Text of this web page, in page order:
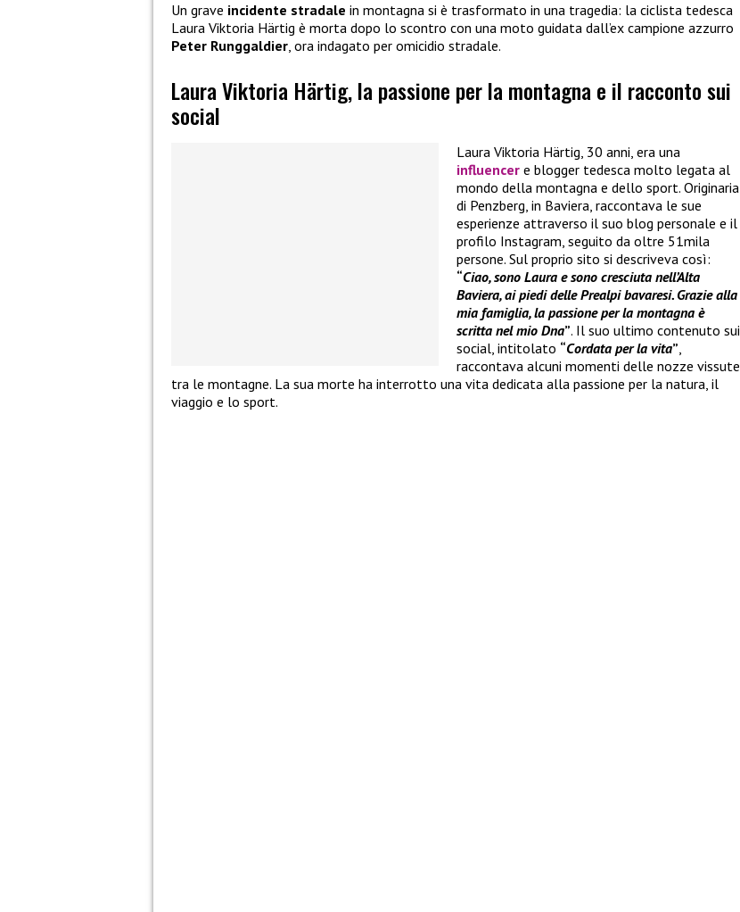
Un grave incidente stradale in montagna si è trasformato in una tragedia: la ciclista tedesca
Laura Viktoria Härtig è morta dopo lo scontro con una moto guidata dall’ex campione azzurro
Peter Runggaldier, ora indagato per omicidio stradale.
Laura Viktoria Härtig, la passione per la montagna e il racconto sui
social
Laura Viktoria Härtig, 30 anni, era una
influencer e blogger tedesca molto legata al
mondo della montagna e dello sport. Originaria
di Penzberg, in Baviera, raccontava le sue
esperienze attraverso il suo blog personale e il
profilo Instagram, seguito da oltre 51mila
persone. Sul proprio sito si descriveva così:
“Ciao, sono Laura e sono cresciuta nell’Alta
Baviera, ai piedi delle Prealpi bavaresi. Grazie alla
mia famiglia, la passione per la montagna è
scritta nel mio Dna”. Il suo ultimo contenuto sui
social, intitolato “Cordata per la vita”,
raccontava alcuni momenti delle nozze vissute
tra le montagne. La sua morte ha interrotto una vita dedicata alla passione per la natura, il
viaggio e lo sport.